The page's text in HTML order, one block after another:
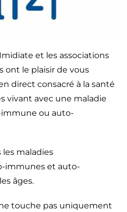
Imidiate et les associations
ont le plaisir de vous
direct consacré à la santé
vivant avec une maladie
ou auto-
les maladies
immunes et auto-
âges.
touche pas uniquement